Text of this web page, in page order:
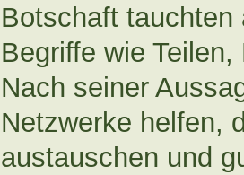
Botschaft tauchten
Begriffe wie
Nach seiner
Netzwerke helfen,
austauschen und